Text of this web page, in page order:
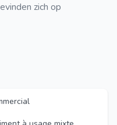
zich op